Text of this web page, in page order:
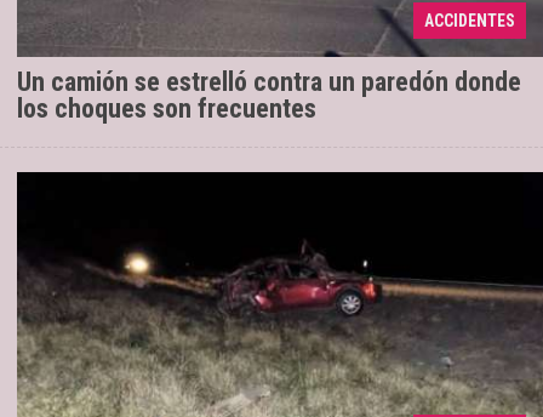
ACCIDENTES
Un camión se estrelló contra un paredón donde
los choques son frecuentes
perdió la vida el sobrino de Urtubey, un conductor
perdió el control y alertó a los vecinos.
20/08/2019 Sucedió en un siniestro vial cuando la
familia regresaba de Santiago del Estero. Los